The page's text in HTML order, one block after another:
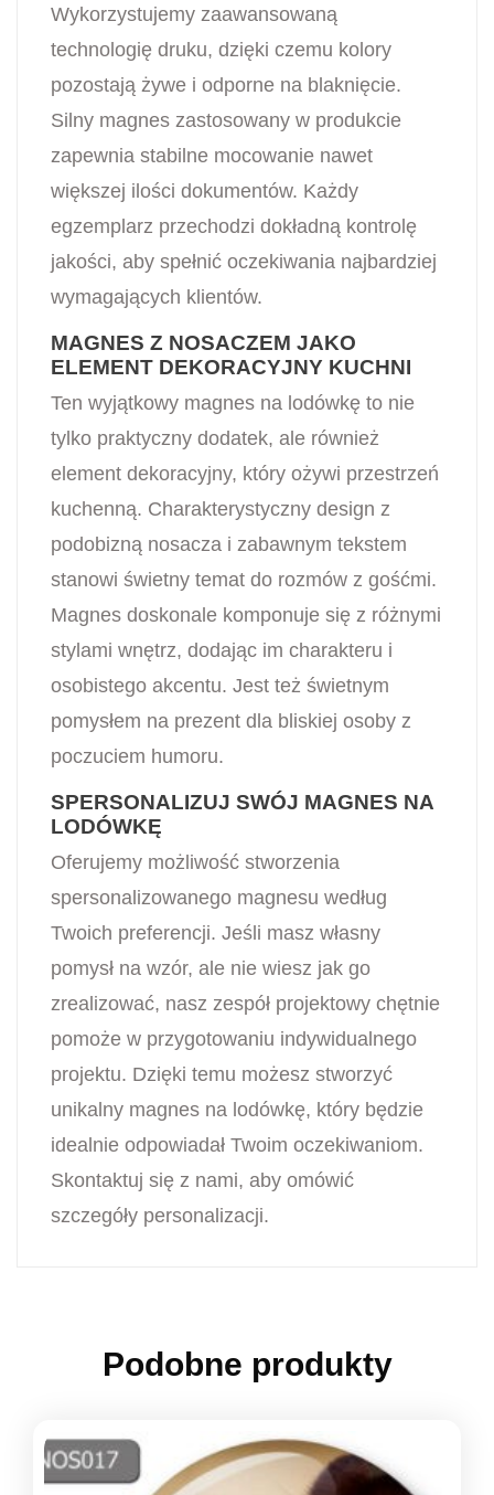
Wykorzystujemy zaawansowaną
technologię druku, dzięki czemu kolory
pozostają żywe i odporne na blaknięcie.
Silny magnes zastosowany w produkcie
zapewnia stabilne mocowanie nawet
większej ilości dokumentów. Każdy
egzemplarz przechodzi dokładną kontrolę
jakości, aby spełnić oczekiwania najbardziej
wymagających klientów.
MAGNES Z NOSACZEM JAKO
ELEMENT DEKORACYJNY KUCHNI
Ten wyjątkowy magnes na lodówkę to nie
tylko praktyczny dodatek, ale również
element dekoracyjny, który ożywi przestrzeń
kuchenną. Charakterystyczny design z
podobizną nosacza i zabawnym tekstem
stanowi świetny temat do rozmów z gośćmi.
Magnes doskonale komponuje się z różnymi
stylami wnętrz, dodając im charakteru i
osobistego akcentu. Jest też świetnym
pomysłem na prezent dla bliskiej osoby z
poczuciem humoru.
SPERSONALIZUJ SWÓJ MAGNES NA
LODÓWKĘ
Oferujemy możliwość stworzenia
spersonalizowanego magnesu według
Twoich preferencji. Jeśli masz własny
pomysł na wzór, ale nie wiesz jak go
zrealizować, nasz zespół projektowy chętnie
pomoże w przygotowaniu indywidualnego
projektu. Dzięki temu możesz stworzyć
unikalny magnes na lodówkę, który będzie
idealnie odpowiadał Twoim oczekiwaniom.
Skontaktuj się z nami, aby omówić
szczegóły personalizacji.
Podobne produkty